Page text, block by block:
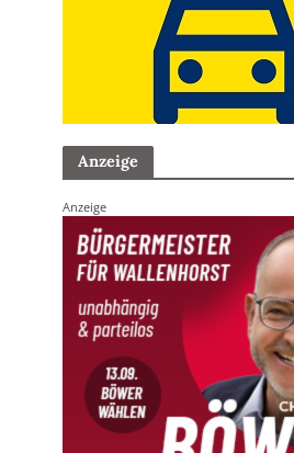
Anzeige
Anzeige